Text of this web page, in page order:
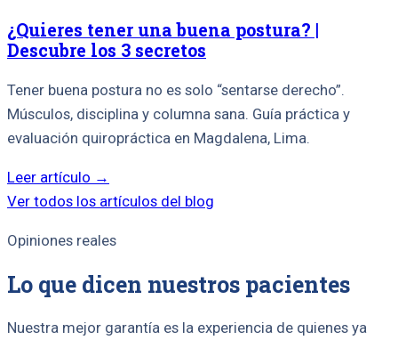
¿Quieres tener una buena postura? |
Descubre los 3 secretos
Tener buena postura no es solo “sentarse derecho”.
Músculos, disciplina y columna sana. Guía práctica y
evaluación quiropráctica en Magdalena, Lima.
Leer artículo →
Ver todos los artículos del blog
Opiniones reales
Lo que dicen nuestros pacientes
Nuestra mejor garantía es la experiencia de quienes ya